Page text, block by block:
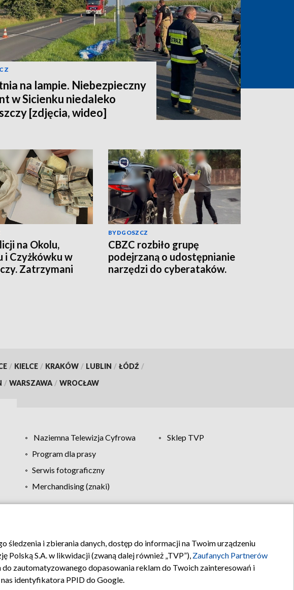
na lampie. Niebezpieczny
w Sicienku niedaleko
[zdjęcia, wideo]
na Okolu,
i Czyżkówku w
Zatrzymani
BYDGOSZCZ
CBZC rozbiło grupę
podejrzaną o udostępnianie
narzędzi do cyberataków.
/ KIELCE / KRAKÓW / LUBLIN / ŁÓDŹ /
/ WARSZAWA / WROCŁAW
Naziemna Telewizja Cyfrowa
Sklep TVP
Program dla prasy
Serwis fotograficzny
Merchandising (znaki)
Biuro reklamy Kontakt
i zbierania danych, dostęp do informacji na Twoim urządzeniu
S.A. w likwidacji (zwaną dalej również „TVP”), Zaufanych Partnerów
zautomatyzowanego dopasowania reklam do Twoich zainteresowań i
identyfikatora PPID do Google.